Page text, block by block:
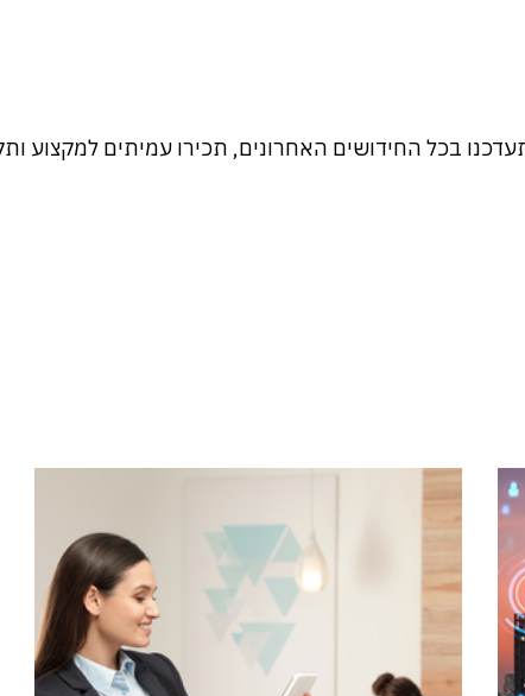
בכל החידושים האחרונים, תכירו עמיתים למקצוע